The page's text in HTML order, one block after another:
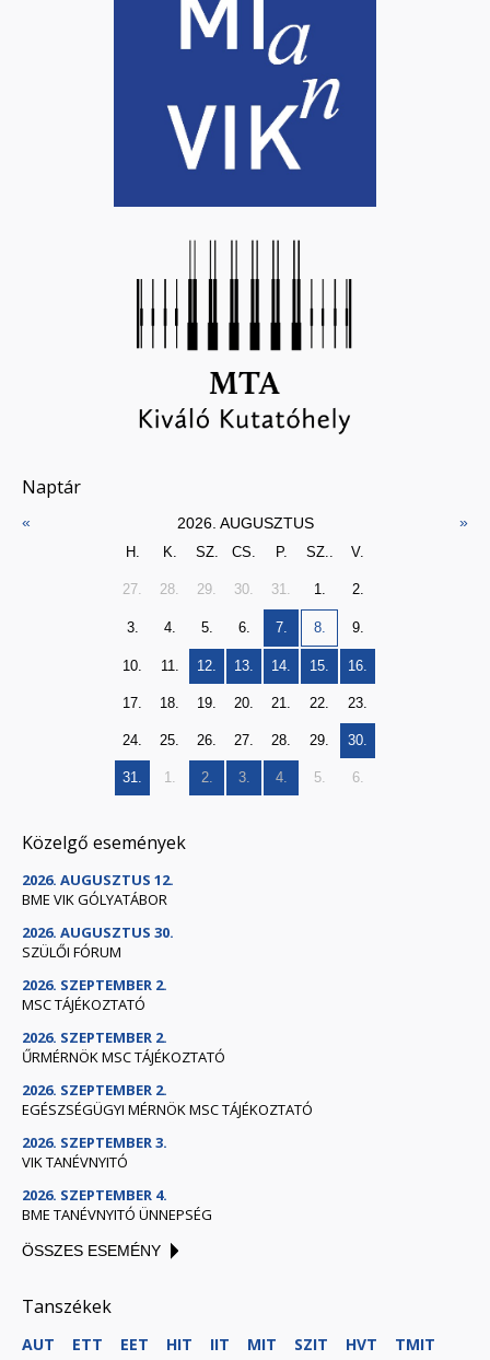
Naptár
« 2026. AUGUSZTUS »
H. K. SZ. CS. P. SZ.. V.
27. 28. 29. 30. 31. 1. 2.
3. 4. 5. 6. 7. 8. 9.
10. 11. 12. 13. 14. 15. 16.
17. 18. 19. 20. 21. 22. 23.
24. 25. 26. 27. 28. 29. 30.
31. 1. 2. 3. 4. 5. 6.
Közelgő események
2026. AUGUSZTUS 12.
BME VIK GÓLYATÁBOR
2026. AUGUSZTUS 30.
SZÜLŐI FÓRUM
2026. SZEPTEMBER 2.
MSC TÁJÉKOZTATÓ
2026. SZEPTEMBER 2.
ŰRMÉRNÖK MSC TÁJÉKOZTATÓ
2026. SZEPTEMBER 2.
EGÉSZSÉGÜGYI MÉRNÖK MSC TÁJÉKOZTATÓ
2026. SZEPTEMBER 3.
VIK TANÉVNYITÓ
2026. SZEPTEMBER 4.
BME TANÉVNYITÓ ÜNNEPSÉG
ÖSSZES ESEMÉNY
Tanszékek
AUT ETT EET HIT IIT MIT SZIT HVT
TMIT